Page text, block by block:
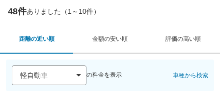
48件ありました（1～10件）
距離の近い順 金額の安い順 評価の高い順
の料金を表示 車種から検索